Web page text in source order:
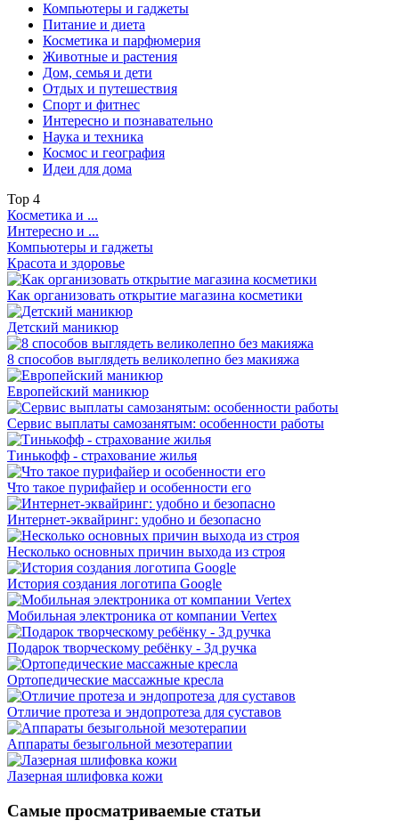
Компьютеры и гаджеты
Питание и диета
Косметика и парфюмерия
Животные и растения
Дом, семья и дети
Отдых и путешествия
Спорт и фитнес
Интересно и познавательно
Наука и техника
Космос и география
Идеи для дома
Top 4
Косметика и ...
Интересно и ...
Компьютеры и гаджеты
Красота и здоровье
Как организовать открытие магазина косметики
Детский маникюр
8 способов выглядеть великолепно без макияжа
Европейский маникюр
Сервис выплаты самозанятым: особенности работы
Тинькофф - страхование жилья
Что такое пурифайер и особенности его
Интернет-эквайринг: удобно и безопасно
Несколько основных причин выхода из строя
История создания логотипа Google
Мобильная электроника от компании Vertex
Подарок творческому ребёнку - 3д ручка
Ортопедические массажные кресла
Отличие протеза и эндопротеза для суставов
Аппараты безыгольной мезотерапии
Лазерная шлифовка кожи
Самые просматриваемые статьи